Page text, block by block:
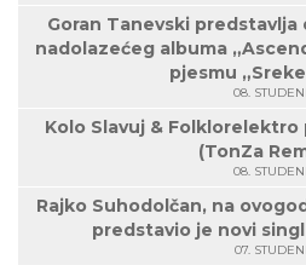
Goran Tanevski
nadolazećeg albuma
pjesmu
08. STUDENI
Kolo Slavuj & Folklorelektro
(TonZa
08. STUDENI
Rajko Suhodolčan, na
predstavio je novi
07. STUDENI